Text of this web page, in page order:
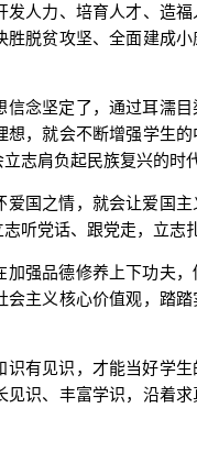
人力、培育人才、造
脱贫攻坚、全面建成
念坚定了，通过耳濡
，就会不断增强学生
志肩负起民族复兴的时
国之情，就会让爱国
听党话、跟党走，立志
强品德修养上下功夫
主义核心价值观，踏
有见识，才能当好学
识、丰富学识，沿着